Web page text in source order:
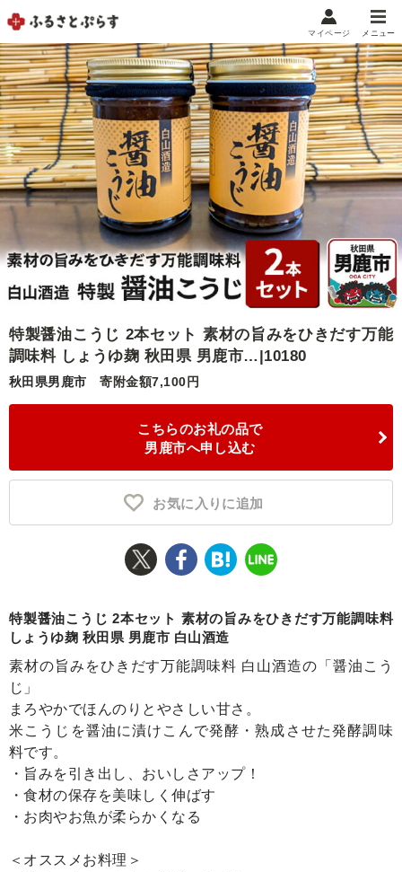
メニュー
マイメニュー
マイページ
お気に入り 閲覧履歴
メニュー
お礼の品から探す
お礼の品をカテゴリや金額で絞り込み
自治体から探す
ランキング
特集・おすすめ
控除額シミュレータ Q&A
マイページ
特製醤油こうじ 2本セット 素材の旨みをひきだす万能
調味料 しょうゆ麹 秋田県 男鹿市…|10180
秋田県男鹿市 寄附金額7,100円
こちらのお礼の品で
男鹿市へ申し込む
お気に入りに追加
特製醤油こうじ 2本セット 素材の旨みをひきだす万能調味料
しょうゆ麹 秋田県 男鹿市 白山酒造
素材の旨みをひきだす万能調味料 白山酒造の「醤油こう
じ」
まろやかでほんのりとやさしい甘さ。
米こうじを醤油に漬けこんで発酵・熟成させた発酵調味
料です。
・旨みを引き出し、おいしさアップ！
・食材の保存を美味しく伸ばす
・お肉やお魚が柔らかくなる
＜オススメお料理＞